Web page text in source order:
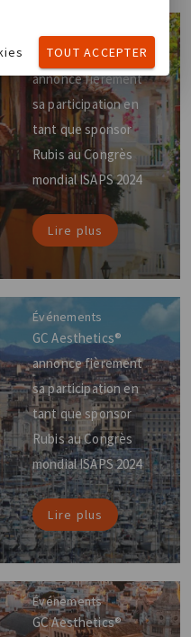
Événements
GC Aesthetics®
annonce fièrement
sa participation en
tant que sponsor
Rubis au Congrès
mondial ISAPS 2024
Lire plus
Événements
GC Aesthetics®
annonce fièrement
sa participation en
tant que sponsor
Rubis au Congrès
mondial ISAPS 2024
Lire plus
Événements
GC Aesthetics®
TOUT ACCEPTER